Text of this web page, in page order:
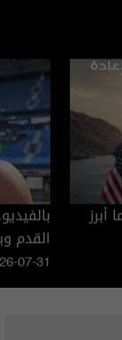
القدم
07-31